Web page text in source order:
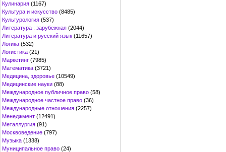
Кулинария (1167)
Культура и искусство (8485)
Культурология (537)
Литература : зарубежная (2044)
Литература и русский язык (11657)
Логика (532)
Логистика (21)
Маркетинг (7985)
Математика (3721)
Медицина, здоровье (10549)
Медицинские науки (88)
Международное публичное право (58)
Международное частное право (36)
Международные отношения (2257)
Менеджмент (12491)
Металлургия (91)
Москвоведение (797)
Музыка (1338)
Муниципальное право (24)